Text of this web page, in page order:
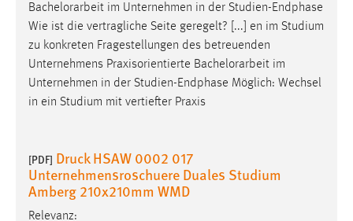
Bachelorarbeit im Unternehmen in der Studien-Endphase
Wie ist die vertragliche Seite geregelt? [...] en im Studium
zu konkreten Fragestellungen des betreuenden
Unternehmens Praxisorientierte Bachelorarbeit im
Unternehmen in der Studien-Endphase Möglich: Wechsel
in ein Studium mit vertiefter Praxis
[PDF] Druck HSAW 0002 017
Unternehmensroschuere Duales Studium
Amberg 210x210mm WMD
Relevanz:
MARKETING
Marketing Cookies werden von Drittanbietern
verwendet, um personalisierte Werbung anzuzeigen.
Sie tun dies, indem sie Besucher über Websites
hinweg verfolgen.
Name:
_gcl_au
Anbieter: